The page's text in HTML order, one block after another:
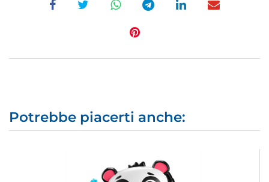
Potrebbe piacerti anche: